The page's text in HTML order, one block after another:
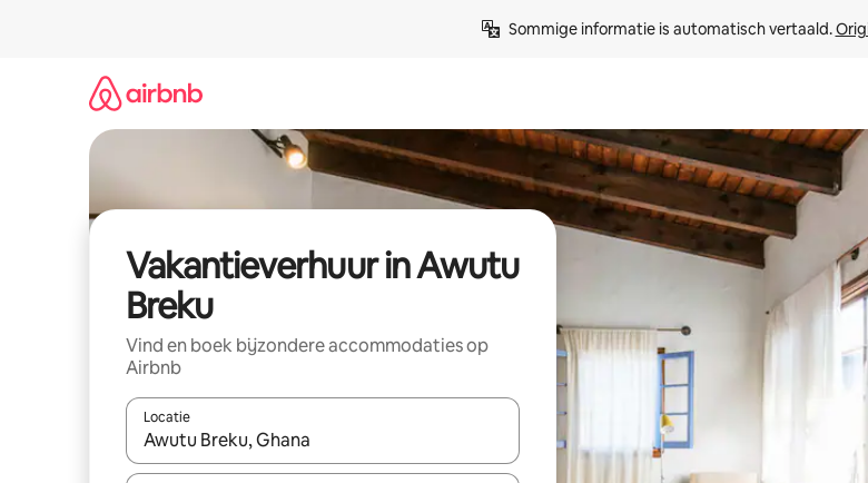
Sommige informatie is automatisch vertaald.
Vakantieverhuur in Awutu
Breku
Vind en boek bijzondere accommodaties op
Airbnb
Locatie
Wanneer er suggesties beschikbaar zijn, maak je een keuze met je de pijltjestoetsen omhoog en